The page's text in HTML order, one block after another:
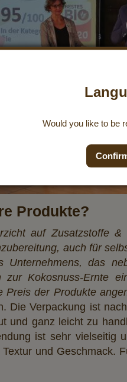
Produkte?
auf Zusatzstoffe
auch für
das
zur Kokosnuss-Ernte
der Produkte
Die Verpackung ist
und ganz leicht zu
ist sehr
und
Would you like to be